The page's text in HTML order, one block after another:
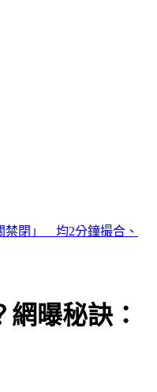
「緊急升空」迎敵畫面
曝秘訣：